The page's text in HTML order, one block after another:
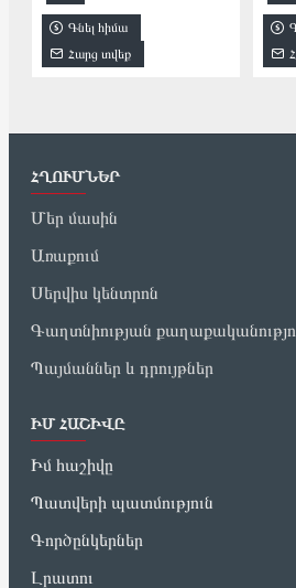
Գնել հիմա
Հարց տվեք
ՀՂՈՒՄՆԵՐ
Մեր մասին
Առաքում
Սերվիս կենտրոն
Գաղտնիության
Պայմաններ և դրույթներ
ԻՄ ՀԱՇԻՎԸ
Իմ հաշիվը
Պատվերի պատմություն
Գործընկերներ
Լրատու